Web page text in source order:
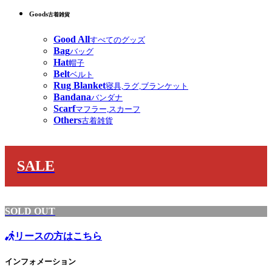
Goods古着雑貨
Good Allすべてのグッズ
Bagバッグ
Hat帽子
Beltベルト
Rug Blanket寝具,ラグ,ブランケット
Bandanaバンダナ
Scarfマフラー,スカーフ
Others古着雑貨
SALE
SOLD OUT
リースの方はこちら
インフォメーション